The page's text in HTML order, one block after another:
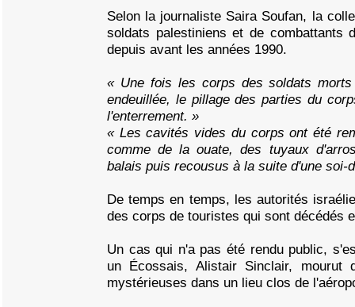
Selon la journaliste Saira Soufan, la
soldats palestiniens et de combattants
depuis avant les années 1990.
« Une fois les corps des soldats
endeuillée, le pillage des parties du
l'enterrement. »
« Les cavités vides du corps ont été
comme de la ouate, des tuyaux
balais puis recousus à la suite d'une soi-
De temps en temps, les autorités
des corps de touristes qui sont décédés
Un cas qui n'a pas été rendu public,
un Écossais, Alistair Sinclair, mourut
mystérieuses dans un lieu clos de